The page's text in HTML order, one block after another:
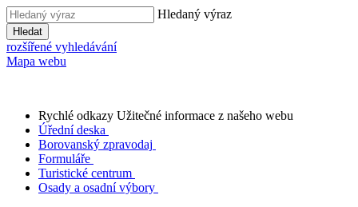
Hledaný výraz
Hledat
rozšířené vyhledávání
Mapa webu
Rychlé odkazy Užitečné informace z našeho webu
Úřední deska
Borovanský zpravodaj
Formuláře
Turistické centrum
Osady a osadní výbory